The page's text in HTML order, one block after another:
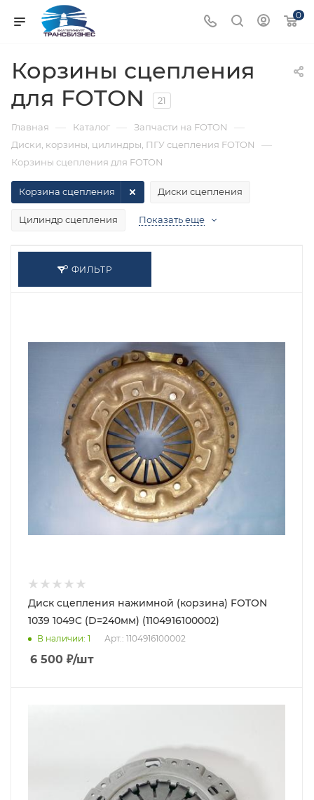
0
Корзины сцепления
для FOTON
21
Главная — Каталог — Запчасти на FOTON —
Диски, корзины, цилиндры, ПГУ сцепления FOTON —
Корзины сцепления для FOTON
Диски сцепления
Цилиндр сцепления
Корзина сцепления
Показать еще
ФИЛЬТР
Диск сцепления нажимной (корзина) FOTON
1039 1049C (D=240мм) (1104916100002)
В наличии: 1 Арт.: 1104916100002
6 500 ₽/шт